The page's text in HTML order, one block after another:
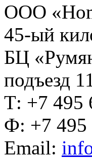
ООО
45-ый
БЦ
подъезд
Т: +7 495
Ф: +7 495
Email: